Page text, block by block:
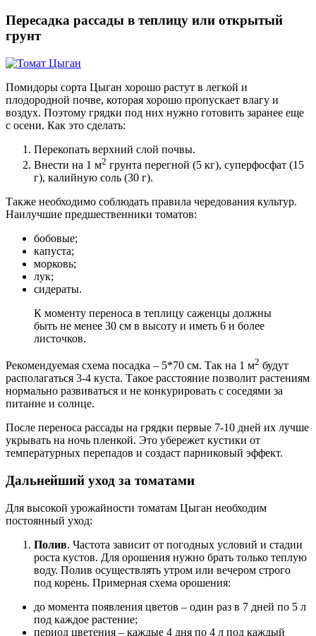
Пересадка рассады в теплицу или открытый
грунт
Помидоры сорта Цыган хорошо растут в легкой и
плодородной почве, которая хорошо пропускает влагу и
воздух. Поэтому грядки под них нужно готовить заранее еще
с осени. Как это сделать:
Перекопать верхний слой почвы.
Внести на 1 м2 грунта перегной (5 кг), суперфосфат (15
г), калийную соль (30 г).
Также необходимо соблюдать правила чередования культур.
Наилучшие предшественники томатов:
бобовые;
капуста;
морковь;
лук;
сидераты.
К моменту переноса в теплицу саженцы должны
быть не менее 30 см в высоту и иметь 6 и более
листочков.
Рекомендуемая схема посадка – 5*70 см. Так на 1 м2 будут
располагаться 3-4 куста. Такое расстояние позволит растениям
нормально развиваться и не конкурировать с соседями за
питание и солнце.
После переноса рассады на грядки первые 7-10 дней их лучше
укрывать на ночь пленкой. Это убережет кустики от
температурных перепадов и создаст парниковый эффект.
Дальнейший уход за томатами
Для высокой урожайности томатам Цыган необходим
постоянный уход:
Полив. Частота зависит от погодных условий и стадии
роста кустов. Для орошения нужно брать только теплую
воду. Полив осуществлять утром или вечером строго
под корень. Примерная схема орошения:
до момента появления цветов – один раз в 7 дней по 5 л
под каждое растение;
период цветения – каждые 4 дня по 4 л под каждый